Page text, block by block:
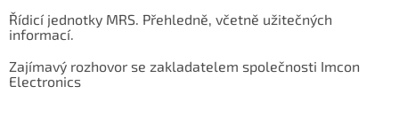
Řídicí jednotky MRS. Přehledně, včetně užitečných
informací.
Zajímavý rozhovor se zakladatelem společnosti Imcon
Electronics